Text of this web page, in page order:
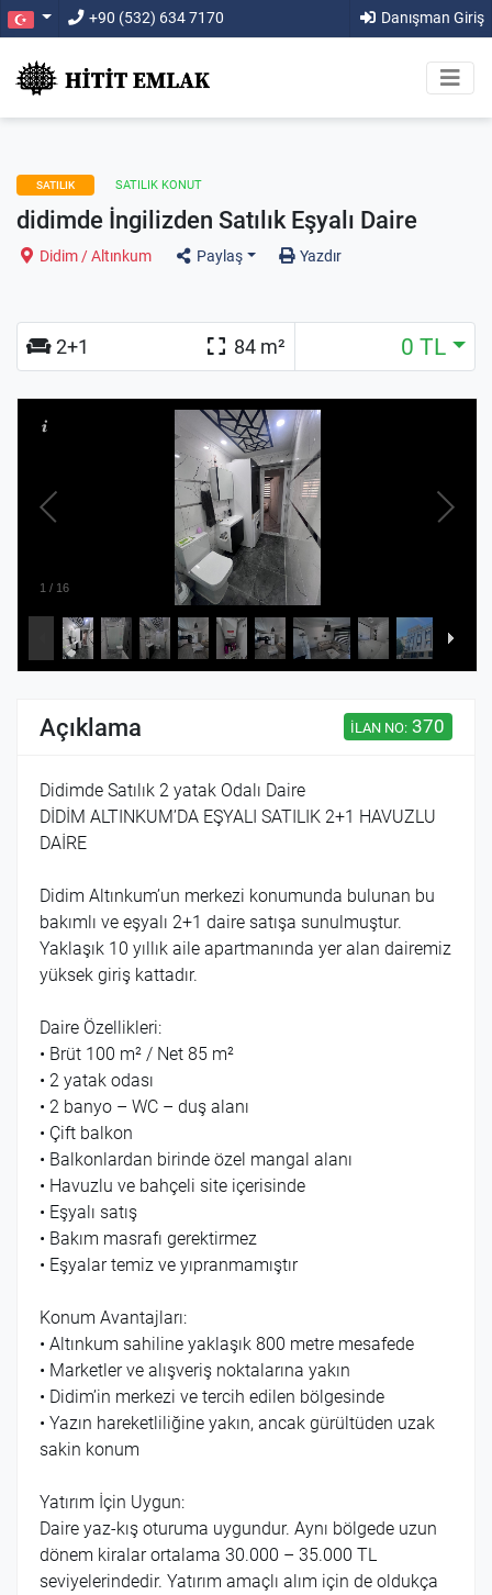
+90 (532) 634 7170 Danışman Giriş
SATILIK SATILIK KONUT
didimde İngilizden Satılık Eşyalı Daire
Didim / Altınkum Paylaş Yazdır
2+1 84 m² 0 TL
1 / 16
Açıklama İLAN NO: 370
Didimde Satılık 2 yatak Odalı Daire
DİDİM ALTINKUM’DA EŞYALI SATILIK 2+1 HAVUZLU
DAİRE
Didim Altınkum’un merkezi konumunda bulunan bu
bakımlı ve eşyalı 2+1 daire satışa sunulmuştur.
Yaklaşık 10 yıllık aile apartmanında yer alan dairemiz
yüksek giriş kattadır.
Daire Özellikleri:
• Brüt 100 m² / Net 85 m²
• 2 yatak odası
• 2 banyo – WC – duş alanı
• Çift balkon
• Balkonlardan birinde özel mangal alanı
• Havuzlu ve bahçeli site içerisinde
• Eşyalı satış
• Bakım masrafı gerektirmez
• Eşyalar temiz ve yıpranmamıştır
Konum Avantajları:
• Altınkum sahiline yaklaşık 800 metre mesafede
• Marketler ve alışveriş noktalarına yakın
• Didim’in merkezi ve tercih edilen bölgesinde
• Yazın hareketliliğine yakın, ancak gürültüden uzak
sakin konum
Yatırım İçin Uygun:
Daire yaz-kış oturuma uygundur. Aynı bölgede uzun
dönem kiralar ortalama 30.000 – 35.000 TL
seviyelerindedir. Yatırım amaçlı alım için de oldukça